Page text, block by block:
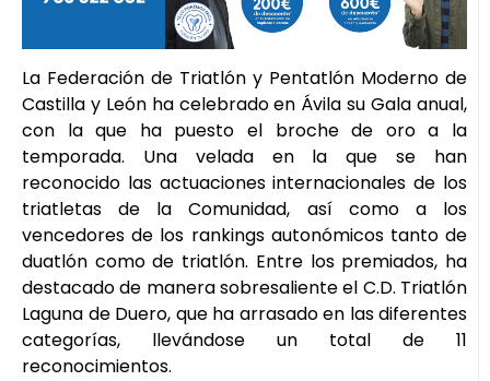
La Federación de Triatlón y Pentatlón Moderno de
Castilla y León ha celebrado en Ávila su Gala anual,
con la que ha puesto el broche de oro a la
temporada. Una velada en la que se han
reconocido las actuaciones internacionales de los
triatletas de la Comunidad, así como a los
vencedores de los rankings autonómicos tanto de
duatlón como de triatlón. Entre los premiados, ha
destacado de manera sobresaliente el C.D. Triatlón
Laguna de Duero, que ha arrasado en las diferentes
categorías, llevándose un total de 11
reconocimientos.